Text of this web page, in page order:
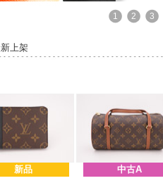
1 2 3
上架
新品 中古A